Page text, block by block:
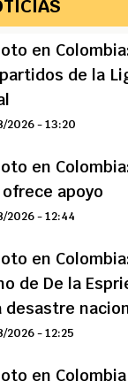
en
de la
2026 - 13:20
en
apoyo
2026 - 12:44
en
de De la
desastre
2026 - 12:25
en